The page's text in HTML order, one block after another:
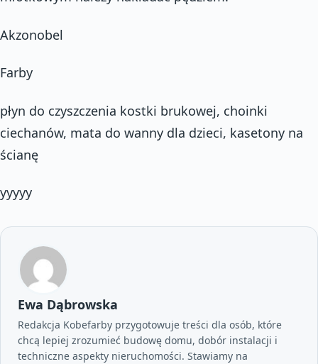
Akzonobel
Farby
płyn do czyszczenia kostki brukowej, choinki
ciechanów, mata do wanny dla dzieci, kasetony na
ścianę
yyyyy
Ewa Dąbrowska
Redakcja Kobefarby przygotowuje treści dla osób, które
chcą lepiej zrozumieć budowę domu, dobór instalacji i
techniczne aspekty nieruchomości. Stawiamy na